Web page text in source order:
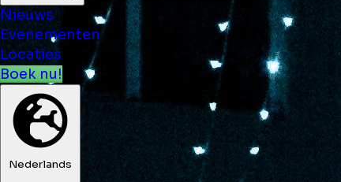
Nieuws
Evenementen
Locaties
Boek nu!